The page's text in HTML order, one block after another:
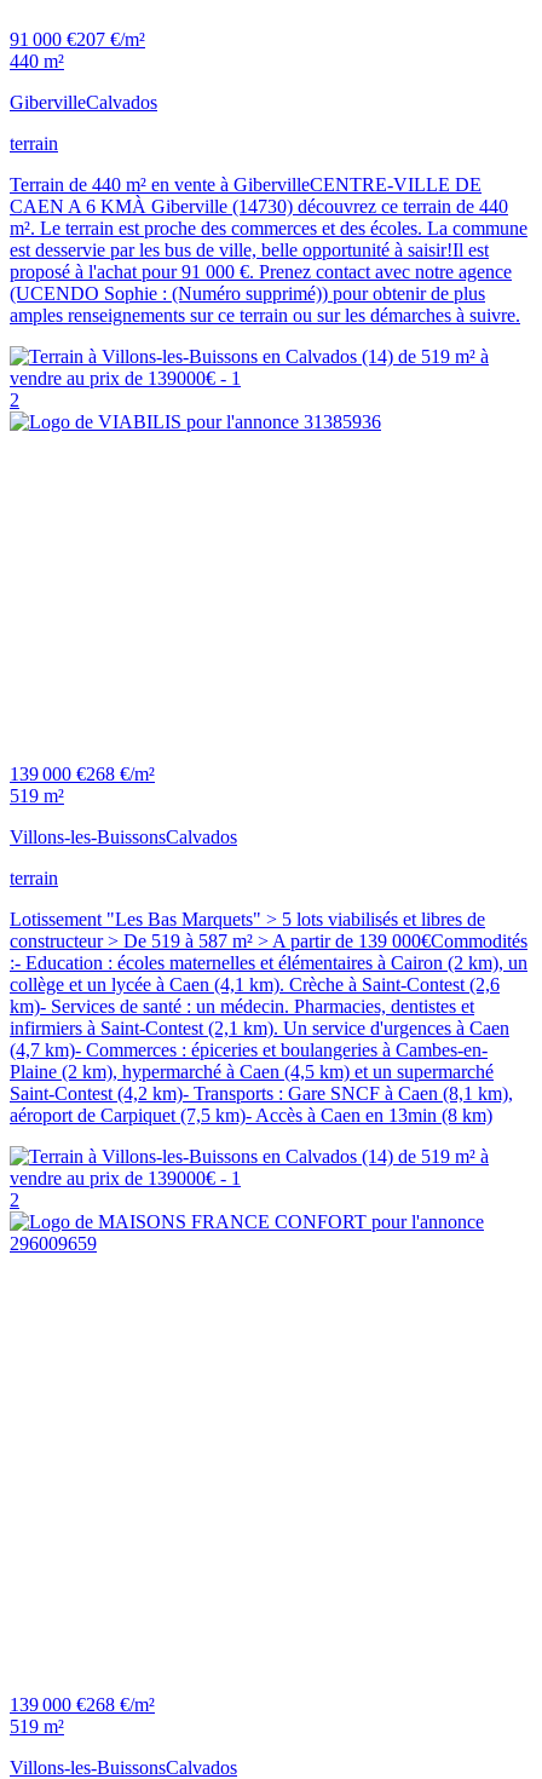
91 000 €207 €/m²
440 m²
GibervilleCalvados
terrain
Terrain de 440 m² en vente à GibervilleCENTRE-VILLE DE
CAEN A 6 KMÀ Giberville (14730) découvrez ce terrain de 440
m². Le terrain est proche des commerces et des écoles. La commune
est desservie par les bus de ville, belle opportunité à saisir!Il est
proposé à l'achat pour 91 000 €. Prenez contact avec notre agence
(UCENDO Sophie : (Numéro supprimé)) pour obtenir de plus
amples renseignements sur ce terrain ou sur les démarches à suivre.
2
139 000 €268 €/m²
519 m²
Villons-les-BuissonsCalvados
terrain
Lotissement "Les Bas Marquets" > 5 lots viabilisés et libres de
constructeur > De 519 à 587 m² > A partir de 139 000€Commodités
:- Education : écoles maternelles et élémentaires à Cairon (2 km), un
collège et un lycée à Caen (4,1 km). Crèche à Saint-Contest (2,6
km)- Services de santé : un médecin. Pharmacies, dentistes et
infirmiers à Saint-Contest (2,1 km). Un service d'urgences à Caen
(4,7 km)- Commerces : épiceries et boulangeries à Cambes-en-
Plaine (2 km), hypermarché à Caen (4,5 km) et un supermarché
Saint-Contest (4,2 km)- Transports : Gare SNCF à Caen (8,1 km),
aéroport de Carpiquet (7,5 km)- Accès à Caen en 13min (8 km)
2
139 000 €268 €/m²
519 m²
Villons-les-BuissonsCalvados